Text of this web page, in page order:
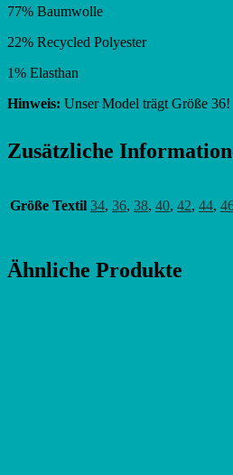
77% Baumwolle
22% Recycled Polyester
1% Elasthan
Hinweis: Unser Model trägt Größe 36!
Zusätzliche
Größe Textil 34, 36, 38, 40, 42, 44,
Ähnliche Produkte